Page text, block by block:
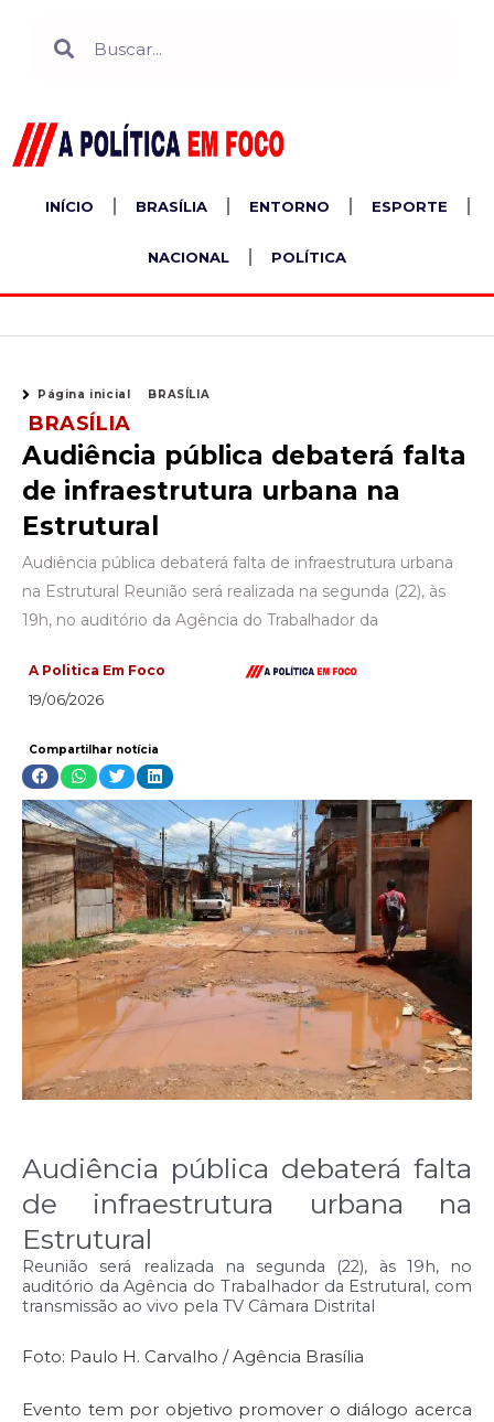
INÍCIO BRASÍLIA ENTORNO ESPORTE
NACIONAL POLÍTICA
Página inicial BRASÍLIA
BRASÍLIA
Audiência pública debaterá falta
de infraestrutura urbana na
Estrutural
Audiência pública debaterá falta de infraestrutura urbana
na Estrutural Reunião será realizada na segunda (22), às
19h, no auditório da Agência do Trabalhador da
A Politica Em Foco
19/06/2026
Compartilhar notícia
Audiência pública debaterá falta
de infraestrutura urbana na
Estrutural
Reunião será realizada na segunda (22), às 19h, no
auditório da Agência do Trabalhador da Estrutural, com
transmissão ao vivo pela TV Câmara Distrital
Foto: Paulo H. Carvalho / Agência Brasília
Evento tem por objetivo promover o diálogo acerca